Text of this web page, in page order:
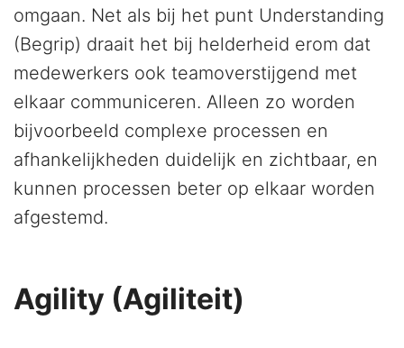
omgaan. Net als bij het punt Understanding
(Begrip) draait het bij helderheid erom dat
medewerkers ook teamoverstijgend met
elkaar communiceren. Alleen zo worden
bijvoorbeeld complexe processen en
afhankelijkheden duidelijk en zichtbaar, en
kunnen processen beter op elkaar worden
afgestemd.
Agility (Agiliteit)